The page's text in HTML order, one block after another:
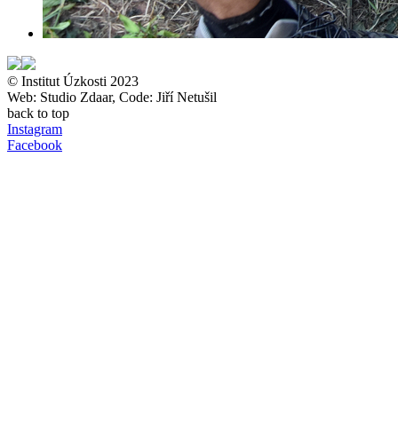
© Institut Úzkosti 2023
Web: Studio Zdaar, Code: Jiří Netušil
back to top
Instagram
Facebook